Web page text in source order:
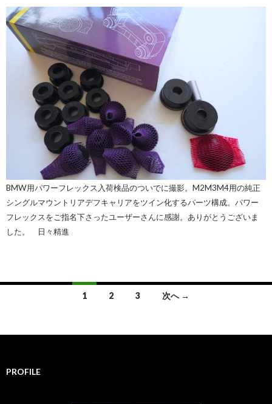
BMW用パワーフレックス入荷検品のついでに撮影。M2M3M4用の純正
シングルマウントリアデフキャリアをツイン化するパーツ構成。パワー
フレックスをご指名下さったユーザーさんに感謝。ありがとうございま
した。 日々精進
稿
ビ
1 2 3 次へ →
PROFILE